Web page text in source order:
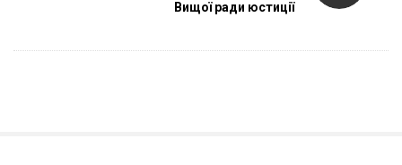
Вищої ради юстиції